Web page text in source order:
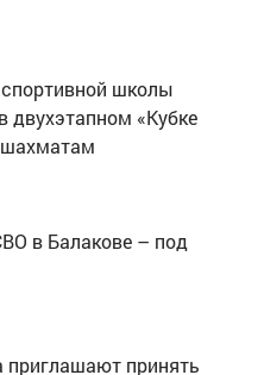
школы
двухэтапном «Кубке
шахматам
в Балакове – под
приглашают принять